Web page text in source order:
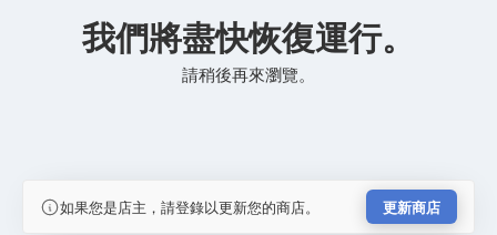
我們將盡快恢復運行。
請稍後再來瀏覽。
如果您是店主，請登錄以更新您的商店。 更新商店